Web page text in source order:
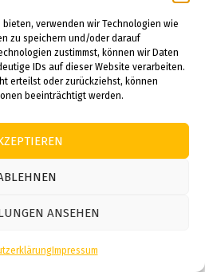
bieten, verwenden wir Technologien wie
zu speichern und/oder darauf
zustimmst, können wir Daten
IDs auf dieser Website verarbeiten.
erteilst oder zurückziehst, können
beeinträchtigt werden.
ANSEHEN
Impressum
Saarland
Kindern und
ist der
2024
Er gibt einen Überblick
und Feiertage im
werden vom
Osterferien,